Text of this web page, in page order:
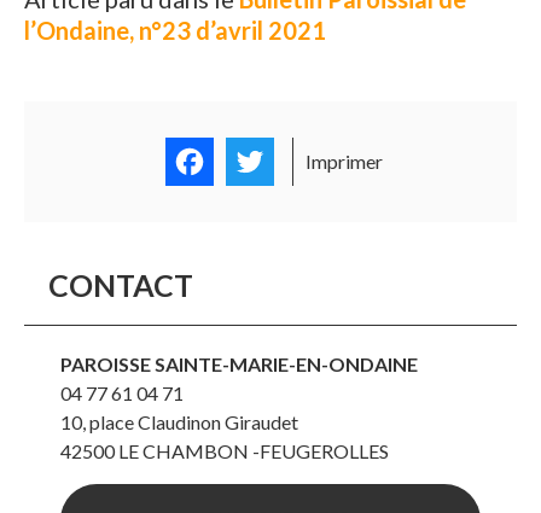
l’Ondaine, n°23 d’avril 2021
FacebookTwitter
Imprimer
CONTACT
PAROISSE SAINTE-MARIE-EN-ONDAINE
04 77 61 04 71
10, place Claudinon Giraudet
42500LE CHAMBON -FEUGEROLLES